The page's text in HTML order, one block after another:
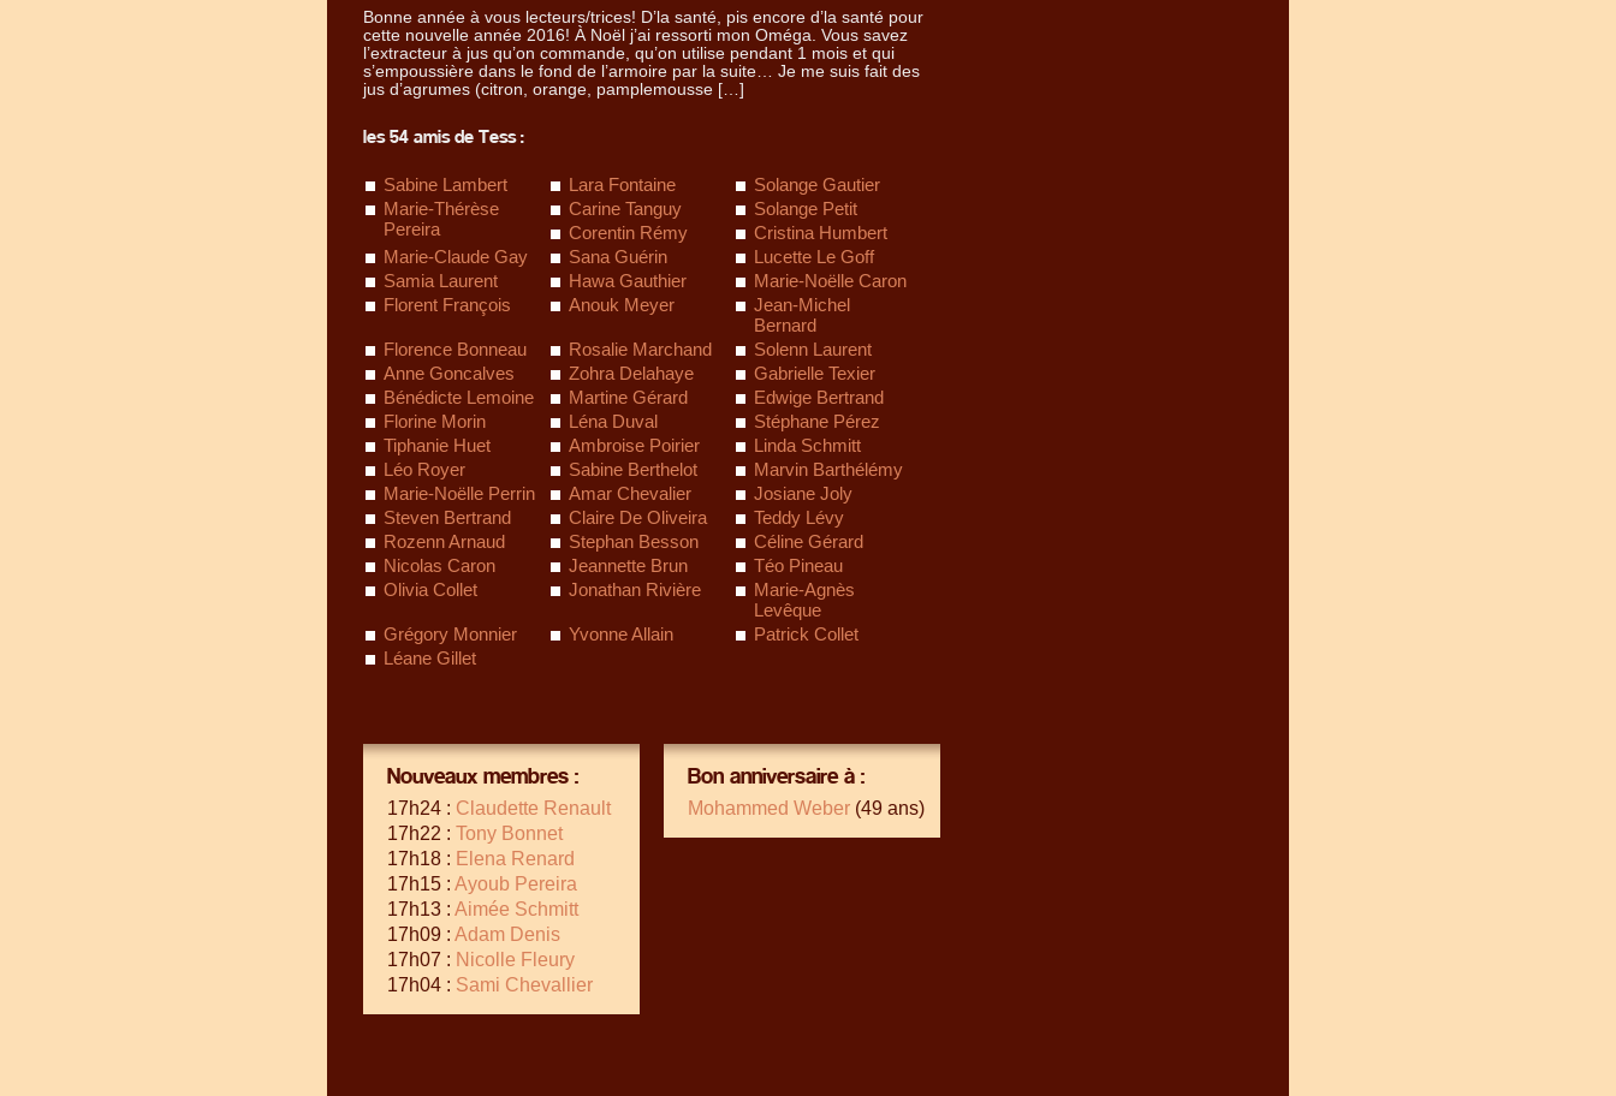
Bonne année à vous lecteurs/trices! D’la santé, pis encore d’la santé pour
cette nouvelle année 2016! À Noël j’ai ressorti mon Oméga. Vous savez
l’extracteur à jus qu’on commande, qu’on utilise pendant 1 mois et qui
s’empoussière dans le fond de l’armoire par la suite… Je me suis fait des
jus d’agrumes (citron, orange, pamplemousse […]
les 54 amis de Tess :
Sabine Lambert Lara Fontaine
Solange Gautier
Marie-Thérèse
Pereira
Carine Tanguy
Solange Petit
Corentin Rémy
Cristina Humbert
Marie-Claude Gay
Sana Guérin
Lucette Le Goff
Samia Laurent
Hawa Gauthier
Marie-Noëlle Caron
Florent François
Anouk Meyer
Jean-Michel
Bernard
Florence Bonneau
Rosalie Marchand
Solenn Laurent
Anne Goncalves
Zohra Delahaye
Gabrielle Texier
Bénédicte Lemoine
Martine Gérard
Edwige Bertrand
Florine Morin
Léna Duval
Stéphane Pérez
Tiphanie Huet
Ambroise Poirier
Linda Schmitt
Léo Royer
Sabine Berthelot
Marvin Barthélémy
Marie-Noëlle Perrin
Amar Chevalier
Josiane Joly
Steven Bertrand
Claire De Oliveira
Teddy Lévy
Rozenn Arnaud
Stephan Besson
Céline Gérard
Nicolas Caron
Jeannette Brun
Téo Pineau
Olivia Collet
Jonathan Rivière
Marie-Agnès
Levêque
Grégory Monnier
Yvonne Allain
Patrick Collet
Léane Gillet
Nouveaux membres :
17h24 : Claudette Renault
17h22 : Tony Bonnet
17h18 : Elena Renard
17h15 : Ayoub Pereira
17h13 : Aimée Schmitt
17h09 : Adam Denis
17h07 : Nicolle Fleury
17h04 : Sami Chevallier
Bon anniversaire à :
Mohammed Weber (49 ans)